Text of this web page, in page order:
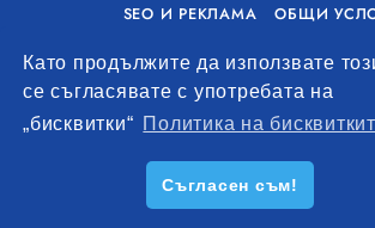
Като продължите да използвате
се съгласявате с употребата на
„бисквитки“ Политика на
Съгласен съм!
SEO И РЕКЛАМА
ОБЩИ
Уолоу Интернешънъл ЕООД, гр. Варна, бул.
+359 893 621 112
office@remontna-
Създай профил на своя
. Всички права запазени.